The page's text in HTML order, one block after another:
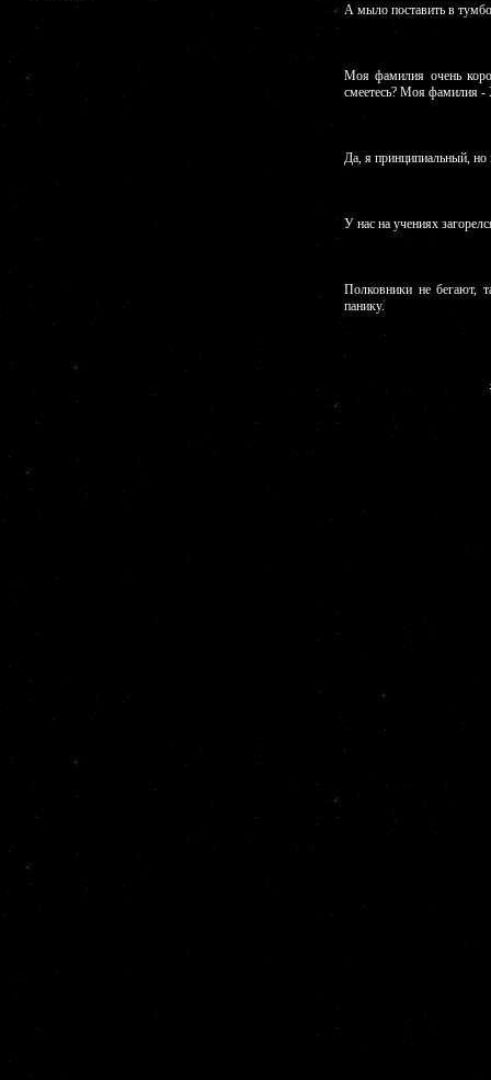
А мыло поставить в
Моя фамилия очень
смеетесь? Моя фамилия -
Да, я принципиальный, но
У нас на учениях
Полковники не бегают,
панику.